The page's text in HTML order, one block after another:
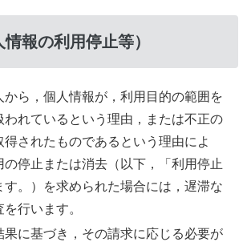
報の利用停止等）
から，個人情報が，利用目的の範囲を
われているという理由，または不正の
得されたものであるという理由によ
の停止または消去（以下，「利用停止
す。）を求められた場合には，遅滞な
行います。
果に基づき，その請求に応じる必要が